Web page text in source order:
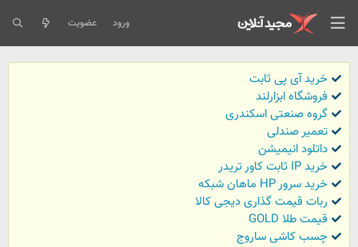
ورود عضویت
خرید آی پی ثابت
فروشگاه ابزارلند
گروه صنعتی اسکندری
تعمیر صندلی
داتلود انیمیشن
خرید IP ثابت کاور تریدر
خرید سرور HP ماهان شبکه
ربات قیمت گذاری دیجی کالا
قیمت طلا GOLD
چسب کاشی ساروج